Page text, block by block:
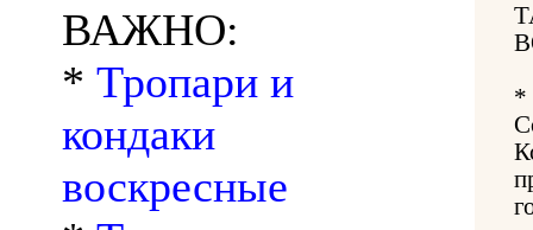
ВАЖНО:
* Тропари и
кондаки
воскресные
*